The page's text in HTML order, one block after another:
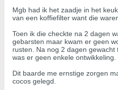
Mgb had ik het zaadje in het
van een koffiefilter want die
Toen ik die checkte na 2 dagen
gebarsten maar kwam er geen
rusten. Na nog 2 dagen
was er geen enkele ontwikkeling.
Dit baarde me ernstige zorgen
cocos gelegd.